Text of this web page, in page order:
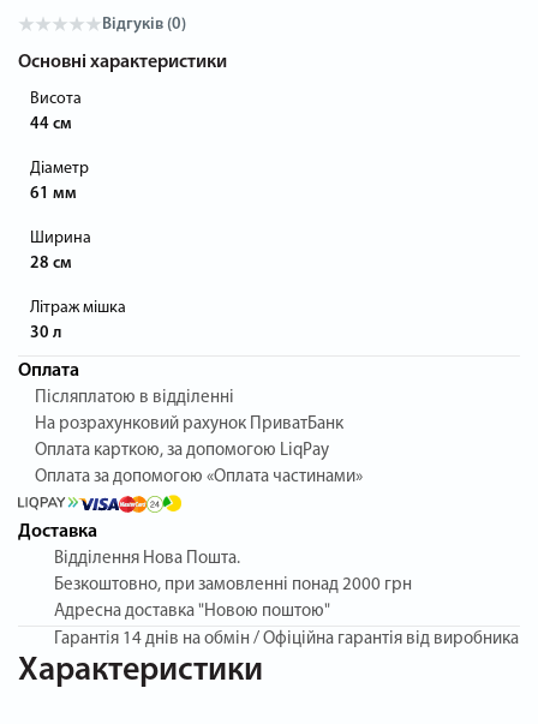
Відгуків (0)
Основні характеристики
Висота
44 см
Діаметр
61 мм
Ширина
28 см
Літраж мішка
30 л
Оплата
Післяплатою в відділенні
На розрахунковий рахунок ПриватБанк
Оплата карткою, за допомогою LiqPay
Оплата за допомогою «Оплата частинами»
Доставка
Відділення Нова Пошта.
Безкоштовно, при замовленні понад 2000 грн
Адресна доставка "Новою поштою"
Гарантія 14 днів на обмін / Офіційна гарантія від виробника
Характеристики